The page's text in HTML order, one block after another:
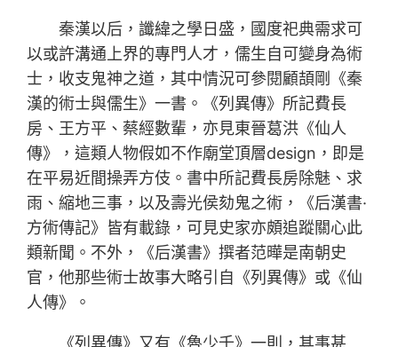
秦漢以后，讖緯之學日盛，國度祀典需求可
以或許溝通上界的專門人才，儒生自可變身為術
士，收支鬼神之道，其中情況可參閱顧頡剛《秦
漢的術士與儒生》一書。《列異傳》所記費長
房、王方平、蔡經數輩，亦見東晉葛洪《仙人
傳》，這類人物假如不作廟堂頂層design，即是
在平易近間操弄方伎。書中所記費長房除魅、求
雨、縮地三事，以及壽光侯劾鬼之術，《后漢書·
方術傳記》皆有載錄，可見史家亦頗追蹤關心此
類新聞。不外，《后漢書》撰者范曄是南朝史
官，他那些術士故事大略引自《列異傳》或《仙
人傳》。